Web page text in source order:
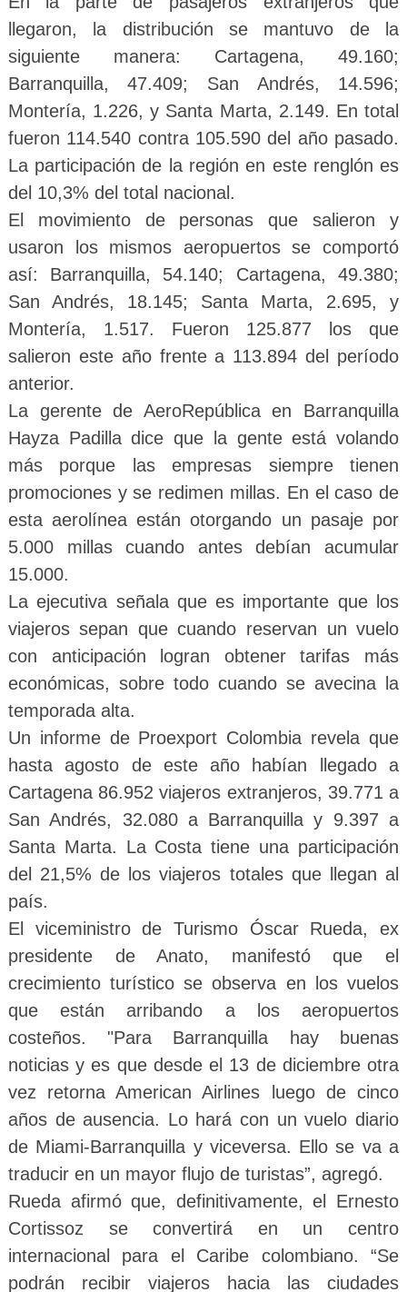
llegaron, la distribución se mantuvo de la
siguiente manera: Cartagena, 49.160;
Barranquilla, 47.409; San Andrés, 14.596;
Montería, 1.226, y Santa Marta, 2.149. En total
fueron 114.540 contra 105.590 del año pasado.
La participación de la región en este renglón es
del 10,3% del total nacional.
El movimiento de personas que salieron y
usaron los mismos aeropuertos se comportó
así: Barranquilla, 54.140; Cartagena, 49.380;
San Andrés, 18.145; Santa Marta, 2.695, y
Montería, 1.517. Fueron 125.877 los que
salieron este año frente a 113.894 del período
anterior.
La gerente de AeroRepública en Barranquilla
Hayza Padilla dice que la gente está volando
más porque las empresas siempre tienen
promociones y se redimen millas. En el caso de
esta aerolínea están otorgando un pasaje por
5.000 millas cuando antes debían acumular
15.000.
La ejecutiva señala que es importante que los
viajeros sepan que cuando reservan un vuelo
con anticipación logran obtener tarifas más
económicas, sobre todo cuando se avecina la
temporada alta.
Un informe de Proexport Colombia revela que
hasta agosto de este año habían llegado a
Cartagena 86.952 viajeros extranjeros, 39.771 a
San Andrés, 32.080 a Barranquilla y 9.397 a
Santa Marta. La Costa tiene una participación
del 21,5% de los viajeros totales que llegan al
país.
El viceministro de Turismo Óscar Rueda, ex
presidente de Anato, manifestó que el
crecimiento turístico se observa en los vuelos
que están arribando a los aeropuertos
costeños. "Para Barranquilla hay buenas
noticias y es que desde el 13 de diciembre otra
vez retorna American Airlines luego de cinco
años de ausencia. Lo hará con un vuelo diario
de Miami-Barranquilla y viceversa. Ello se va a
traducir en un mayor flujo de turistas”, agregó.
Rueda afirmó que, definitivamente, el Ernesto
Cortissoz se convertirá en un centro
internacional para el Caribe colombiano. “Se
podrán recibir viajeros hacia las ciudades